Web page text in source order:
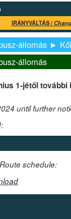
IRÁNYVÁLTÁS /
állomás ►
állomás
1-jétől további
until further
Route schedule: